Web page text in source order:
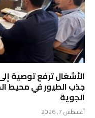
الأشغال ترفع توصية
جذب الطيور في محيط
الجوية
أغسطس 7, 2026